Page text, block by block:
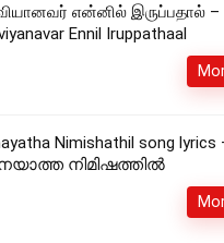
என்னில் இருப்பதால் –
Ennil Iruppathaal
Nimishathil song lyrics
നിമിഷത്തിൽ